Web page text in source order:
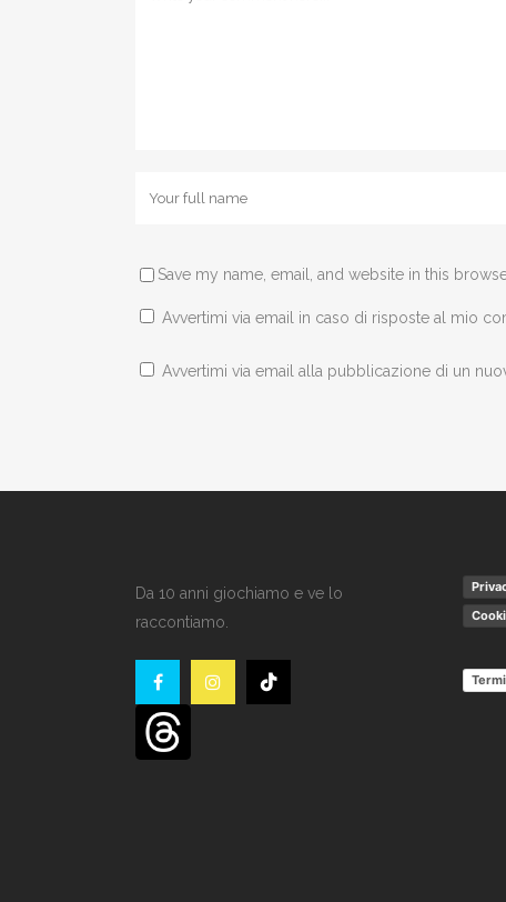
Save my name, email, and website in this
Avvertimi via email in caso di risposte al mio
Avvertimi via email alla pubblicazione di un
Da 10 anni giochiamo e ve lo
raccontiamo.